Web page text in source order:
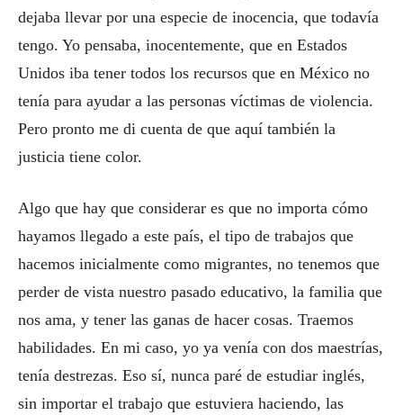
dejaba llevar por una especie de inocencia, que todavía
tengo. Yo pensaba, inocentemente, que en Estados
Unidos iba tener todos los recursos que en México no
tenía para ayudar a las personas víctimas de violencia.
Pero pronto me di cuenta de que aquí también la
justicia tiene color.
Algo que hay que considerar es que no importa cómo
hayamos llegado a este país, el tipo de trabajos que
hacemos inicialmente como migrantes, no tenemos que
perder de vista nuestro pasado educativo, la familia que
nos ama, y tener las ganas de hacer cosas. Traemos
habilidades. En mi caso, yo ya venía con dos maestrías,
tenía destrezas. Eso sí, nunca paré de estudiar inglés,
sin importar el trabajo que estuviera haciendo, las